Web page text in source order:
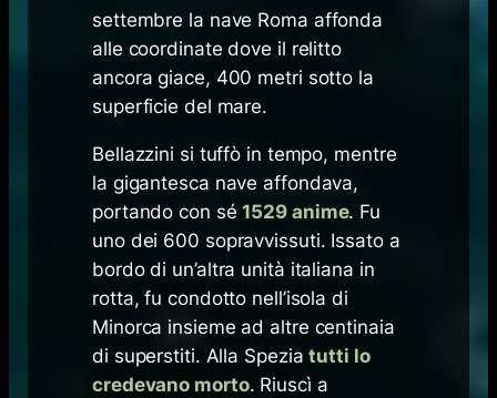
settembre la nave Roma affonda
alle coordinate dove il relitto
ancora giace, 400 metri sotto la
superficie del mare.
Bellazzini si tuffò in tempo, mentre
la gigantesca nave affondava,
portando con sé1529 anime. Fu
uno dei 600 sopravvissuti. Issato a
bordo di un’altra unità italiana in
rotta, fu condotto nell’isola di
Minorca insieme ad altre centinaia
di superstiti. Alla Speziatutti lo
credevano morto. Riuscì a